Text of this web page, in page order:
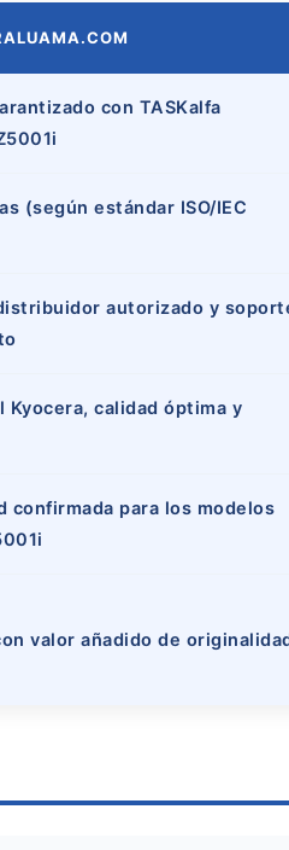
con TASKalfa
(según estándar ISO/IEC
autorizado y
Kyocera, calidad óptima y
confirmada para los modelos
valor añadido de